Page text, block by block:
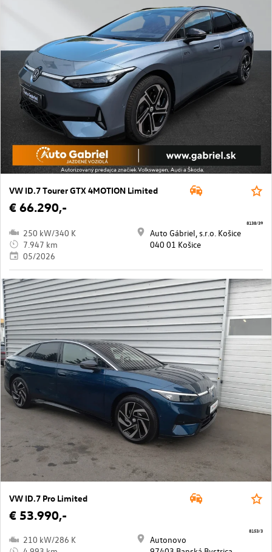
VW ID.7 Tourer GTX 4MOTION Limited
€ 66.290,-
250 kW/340 K
7.947 km
05/2026
Auto Gábriel, s.r.o. Košice
040 01 Košice
8138/39
VW ID.7 Pro Limited
€ 53.990,-
210 kW/286 K
Autonovo
8153/3